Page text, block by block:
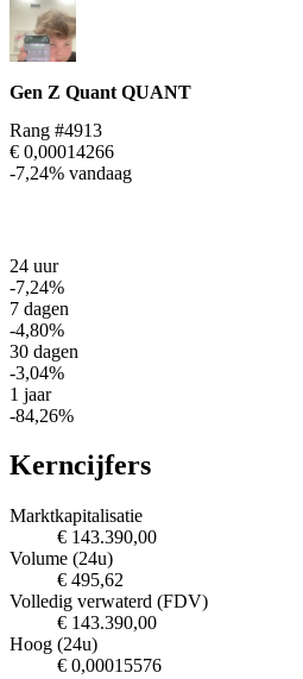
Gen Z Quant QUANT
Rang #4913
€ 0,00014266
-7,24% vandaag
24 uur
-7,24%
7 dagen
-4,80%
30 dagen
-3,04%
1 jaar
-84,26%
Kerncijfers
Marktkapitalisatie
€ 143.390,00
Volume (24u)
€ 495,62
Volledig verwaterd (FDV)
€ 143.390,00
Hoog (24u)
€ 0,00015576